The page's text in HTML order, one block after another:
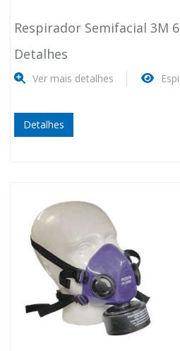
Respirador Semifacial 3M
Detalhes
Ver mais detalhes
Detalhes